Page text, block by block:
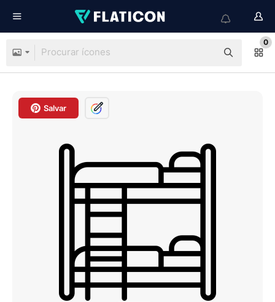
0
Salvar